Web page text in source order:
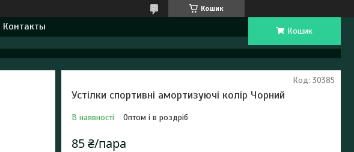
Кошик
Контакты Кошик
Устілки спортивні амортизуючі колір Чорний
В наявності Оптом і в роздріб
Код: 30385
85 ₴/пара